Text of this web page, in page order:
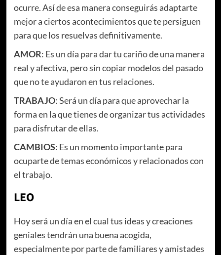
ocurre. Así de esa manera conseguirás adaptarte
mejor a ciertos acontecimientos que te persiguen
para que los resuelvas definitivamente.
AMOR: Es un día para dar tu cariño de una manera
real y afectiva, pero sin copiar modelos del pasado
que no te ayudaron en tus relaciones.
TRABAJO: Será un día para que aprovechar la
forma en la que tienes de organizar tus actividades
para disfrutar de ellas.
CAMBIOS: Es un momento importante para
ocuparte de temas económicos y relacionados con
el trabajo.
LEO
Hoy será un día en el cual tus ideas y creaciones
geniales tendrán una buena acogida,
especialmente por parte de familiares y amistades